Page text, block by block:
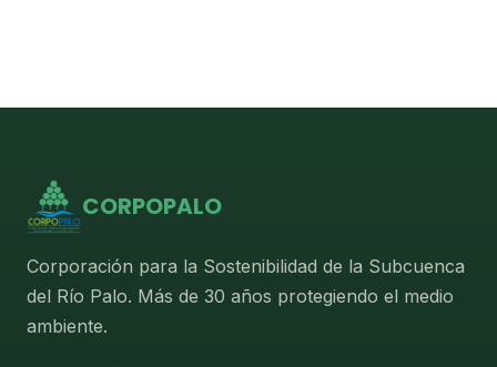
CORPOPALO
Corporación para la Sostenibilidad de la Subcuenca
del Río Palo. Más de 30 años protegiendo el medio
ambiente.